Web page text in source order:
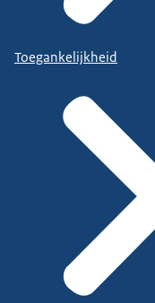
Toegankelijkheid